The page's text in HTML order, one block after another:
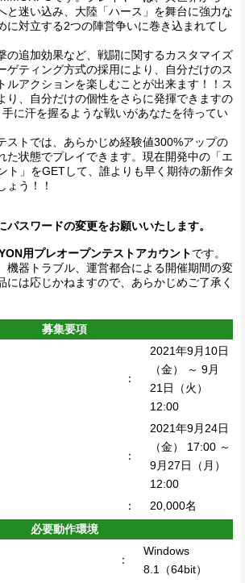
と迷い込み、大陸「ハース」を舞台に強力な
に対立する2つの陣営争いに巻き込まれてし
の追加効果など、戦闘に関するカスタマイズ
ゲティング方式の採用により、自分だけのス
ルアクションを楽しむことが出来ます！！ス
り、自分だけの個性をさらに発揮できますの
に汗を握るような戦いがあなたを待ってい
ストでは、あらかじめ経験値300%アップの
た状態でプレイできます。現在開発中の「エ
ト」をGETして、誰よりも早く期待の新作タ
ょう！！
パスワードの変更をお願いいたします。
用プレオープンテストアカウントです。
機器トラブル、運営都合による開催期間の変
には応じかねますので、あらかじめご了承く
募集要項
：
2021年9月10日
（金） ～ 9月
21日（火）
12:00
：
2021年9月24日
（金） 17:00 ～
9月27日（月）
12:00
：
20,000名
必要動作環境
：
Windows
8.1（64bit）